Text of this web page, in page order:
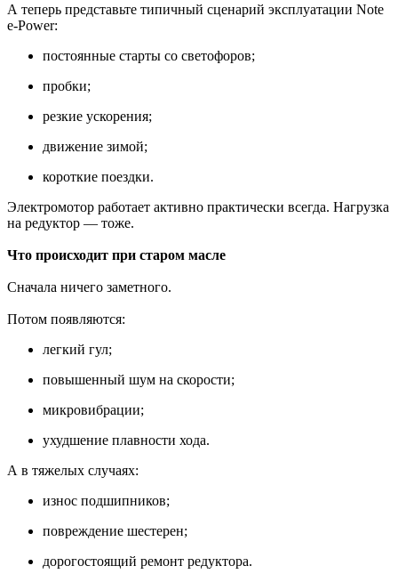
А теперь представьте типичный сценарий эксплуатации Note
e-Power:
постоянные старты со светофоров;
пробки;
резкие ускорения;
движение зимой;
короткие поездки.
Электромотор работает активно практически всегда. Нагрузка
на редуктор — тоже.
Что происходит при старом масле
Сначала ничего заметного.
Потом появляются:
легкий гул;
повышенный шум на скорости;
микровибрации;
ухудшение плавности хода.
А в тяжелых случаях:
износ подшипников;
повреждение шестерен;
дорогостоящий ремонт редуктора.